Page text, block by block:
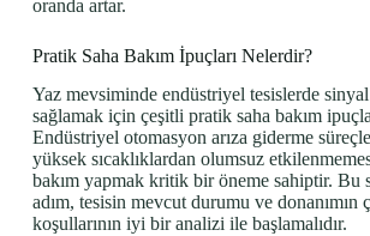
oranda artar.
Pratik Saha Bakım İpuçları Nelerdir?
Yaz mevsiminde endüstriyel tesislerde sinyal
sağlamak için çeşitli pratik saha bakım
Endüstriyel otomasyon arıza giderme
yüksek sıcaklıklardan olumsuz
bakım yapmak kritik bir öneme sahiptir. Bu
adım, tesisin mevcut durumu ve donanımın
koşullarının iyi bir analizi ile başlamalıdır.